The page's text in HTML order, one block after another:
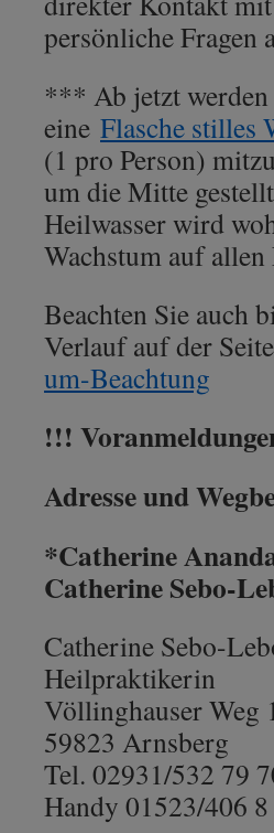
persönliche Fragen
*** Ab jetzt werden
eine Flasche stilles
(1 pro Person)
um die Mitte
Heilwasser wird
Wachstum auf allen
Beachten Sie auch
Verlauf auf der Seite
um-Beachtung
!!!
Adresse und
*Catherine
Catherine Sebo-
Catherine Sebo-
Heilpraktikerin
Völlinghauser Weg
59823 Arnsberg
Tel. 02931/532 79
Handy 01523/406